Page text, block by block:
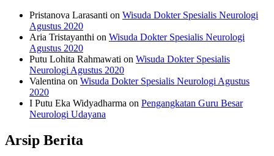
Pristanova Larasanti on Wisuda Dokter Spesialis Neurologi
Agustus 2020
Aria Tristayanthi on Wisuda Dokter Spesialis Neurologi
Agustus 2020
Putu Lohita Rahmawati on Wisuda Dokter Spesialis
Neurologi Agustus 2020
Valentina on Wisuda Dokter Spesialis Neurologi Agustus
2020
I Putu Eka Widyadharma on Pengangkatan Guru Besar
Neurologi Udayana
Arsip Berita